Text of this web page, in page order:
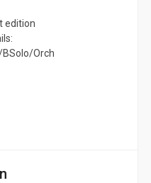
edition
Orch